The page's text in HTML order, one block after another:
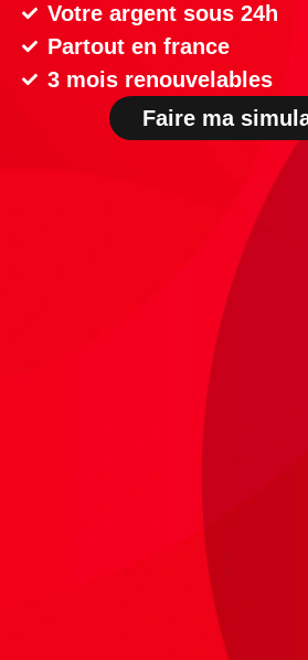
Votre argent sous 24h
Partout en france
3 mois renouvelables
Faire ma